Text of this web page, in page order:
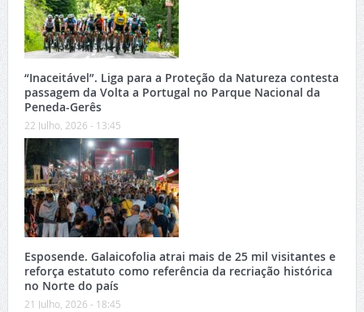
“Inaceitável”. Liga para a Proteção da Natureza contesta
passagem da Volta a Portugal no Parque Nacional da
Peneda-Gerês
22 Julho, 2026 - 13:45
Esposende. Galaicofolia atrai mais de 25 mil visitantes e
reforça estatuto como referência da recriação histórica
no Norte do país
21 Julho, 2026 - 18:45